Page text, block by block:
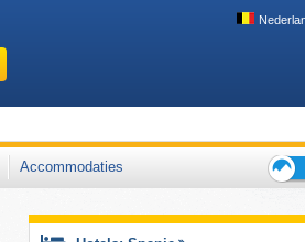
Accommodaties
voor